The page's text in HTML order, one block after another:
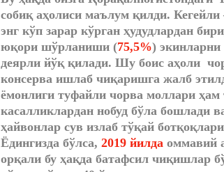
собиқ аҳолиси маълум қилди.
энг кўп зарар кўрган ҳудудлардан
юқори шўрланиши (75,5%)
деярли йўқ қилади. Шу боис аҳоли
консерва ишлаб чиқаришга жалб
ёмонлиги туфайли чорва моллари ҳам
касалликлардан нобуд бўла бошлади
ҳайвонлар сув излаб тўқай
Ёдингизда бўлса, 2019 йилда оммавий
орқали бу ҳақда батафсил чиқишлар